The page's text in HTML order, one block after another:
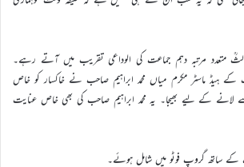
متعدد مرتبہ دہم جماعت کی الوداعی تقریب میں آتے رہے۔
وقت کے ہیڈ ماسٹر مکرم میاں محمد ابراہیم صاحب نے خاکسار کو خاص
لانے کے لیے بھیجا۔ یہ محمد ابراہیم صاحب کی بھی خاص عنایت